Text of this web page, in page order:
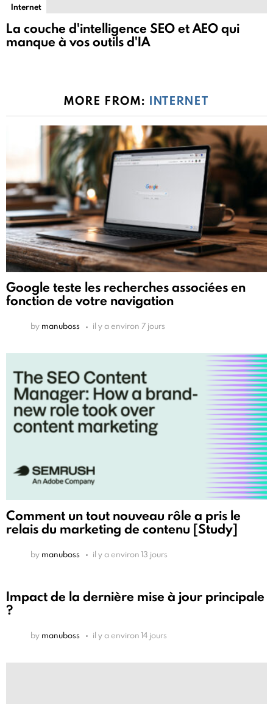
Internet
La couche d'intelligence SEO et AEO qui
manque à vos outils d'IA
MORE FROM: INTERNET
Google teste les recherches associées en
fonction de votre navigation
by manuboss il y a environ 7 jours
Comment un tout nouveau rôle a pris le
relais du marketing de contenu [Study]
by manuboss il y a environ 13 jours
Impact de la dernière mise à jour principale
?
by manuboss il y a environ 14 jours